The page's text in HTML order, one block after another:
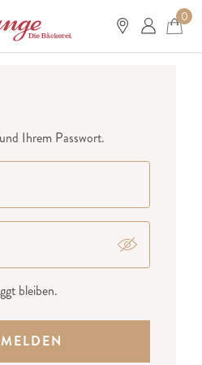
0
Ihrem Passwort.
bleiben.